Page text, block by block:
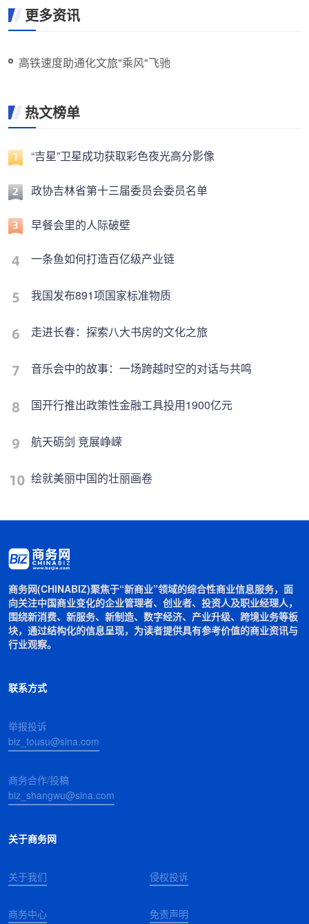
更多资讯
高铁速度助通化文旅"乘风"飞驰
热文榜单
“吉星”卫星成功获取彩色夜光高分影像
政协吉林省第十三届委员会委员名单
早餐会里的人际破壁
一条鱼如何打造百亿级产业链
我国发布891项国家标准物质
走进长春：探索八大书房的文化之旅
音乐会中的故事：一场跨越时空的对话与共鸣
国开行推出政策性金融工具投用1900亿元
航天砺剑 竞展峥嵘
绘就美丽中国的壮丽画卷
商务网(CHINABIZ)聚焦于“新商业”领域的综合性商业信息服务，面
向关注中国商业变化的企业管理者、创业者、投资人及职业经理人，
围绕新消费、新服务、新制造、数字经济、产业升级、跨境业务等板
块，通过结构化的信息呈现，为读者提供具有参考价值的商业资讯与
行业观察。
联系方式
举报投诉
biz_tousu@sina.com
商务合作/投稿
biz_shangwu@sina.com
关于商务网
关于我们 侵权投诉
商务中心 免责声明